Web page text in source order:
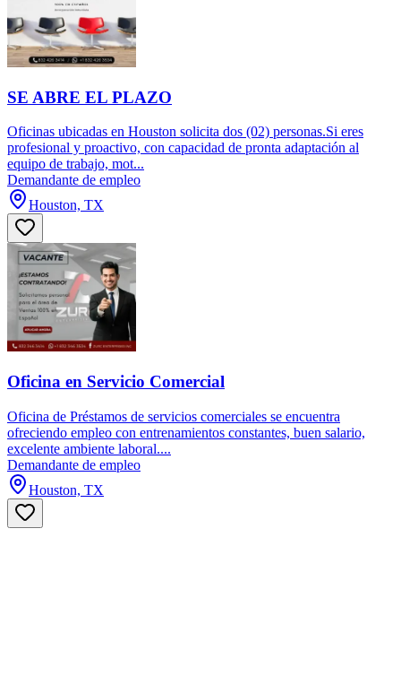
SE ABRE EL PLAZO
Oficinas ubicadas en Houston solicita dos (02) personas.Si eres
profesional y proactivo, con capacidad de pronta adaptación al
equipo de trabajo, mot...
Demandante de empleo
Houston, TX
Oficina en Servicio Comercial
Oficina de Préstamos de servicios comerciales se encuentra
ofreciendo empleo con entrenamientos constantes, buen salario,
excelente ambiente laboral....
Demandante de empleo
Houston, TX